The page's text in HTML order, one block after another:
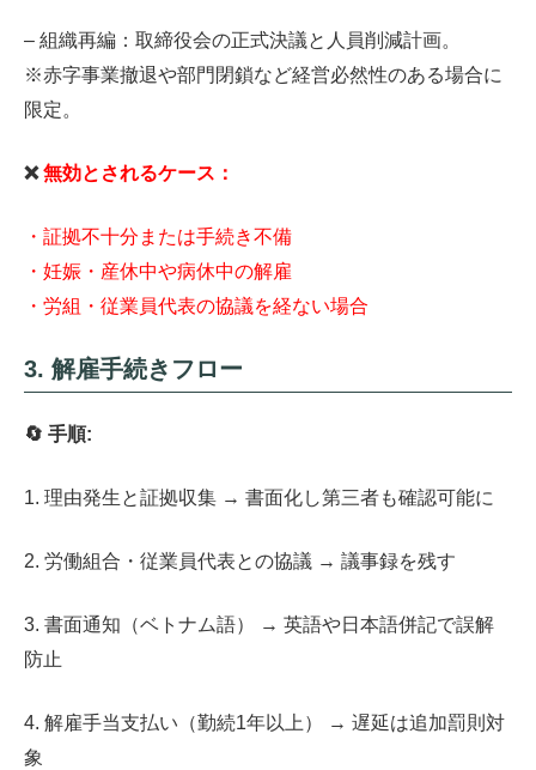
– 組織再編：取締役会の正式決議と人員削減計画。
※赤字事業撤退や部門閉鎖など経営必然性のある場合に
限定。
❌無効とされるケース：
・証拠不十分または手続き不備
・妊娠・産休中や病休中の解雇
・労組・従業員代表の協議を経ない場合
3. 解雇手続きフロー
🔄 手順:
1. 理由発生と証拠収集 → 書面化し第三者も確認可能に
2. 労働組合・従業員代表との協議 → 議事録を残す
3. 書面通知（ベトナム語） → 英語や日本語併記で誤解
防止
4. 解雇手当支払い（勤続1年以上） → 遅延は追加罰則対
象